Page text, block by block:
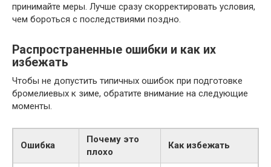
принимайте меры. Лучше сразу скорректировать условия,
чем бороться с последствиями поздно.
Распространенные ошибки и как их
избежать
Чтобы не допустить типичных ошибок при подготовке
бромелиевых к зиме, обратите внимание на следующие
моменты.
Ошибка
Почему это
плохо
Как избежать